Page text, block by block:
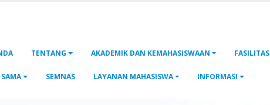
TENTANG AKADEMIK DAN KEMAHASISWAAN FASILITAS
SAMA SEMNAS LAYANAN MAHASISWA INFORMASI